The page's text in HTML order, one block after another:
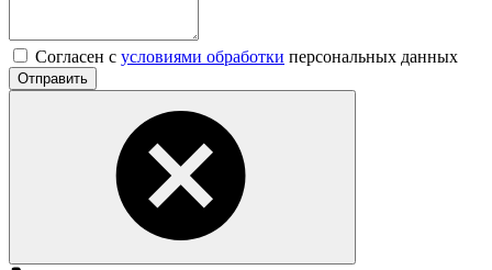
Согласен с условиями обработки персональных данных
Отправить